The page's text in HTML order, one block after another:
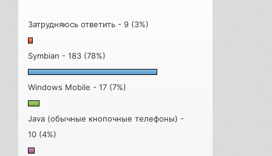
Затрудняюсь ответить - 9 (3%)
Symbian - 183 (78%)
Windows Mobile - 17 (7%)
Java (обычные кнопочные телефоны) -
10 (4%)